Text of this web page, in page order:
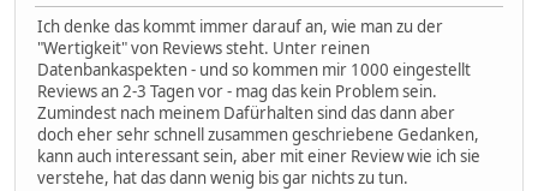
Ich denke das kommt immer darauf an, wie man zu der
"Wertigkeit" von Reviews steht. Unter reinen
Datenbankaspekten - und so kommen mir 1000 eingestellt
Reviews an 2-3 Tagen vor - mag das kein Problem sein.
Zumindest nach meinem Dafürhalten sind das dann aber
doch eher sehr schnell zusammen geschriebene Gedanken,
kann auch interessant sein, aber mit einer Review wie ich sie
verstehe, hat das dann wenig bis gar nichts zu tun.